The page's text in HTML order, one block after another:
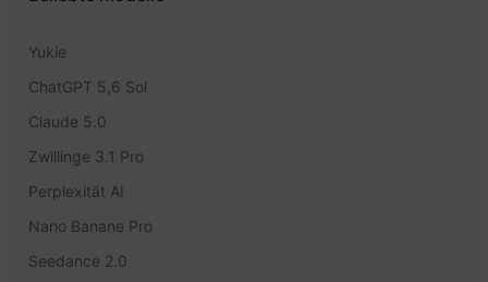
Yukie
ChatGPT 5,6 Sol
Claude 5.0
Zwillinge 3.1 Pro
Perplexität AI
Nano Banane Pro
Seedance 2.0